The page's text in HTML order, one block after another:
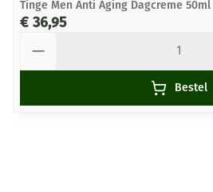
Tinge Men Anti Aging Dagcreme 50ml
€ 36,95
Bestel